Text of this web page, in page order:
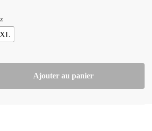
XL
Ajouter au panier